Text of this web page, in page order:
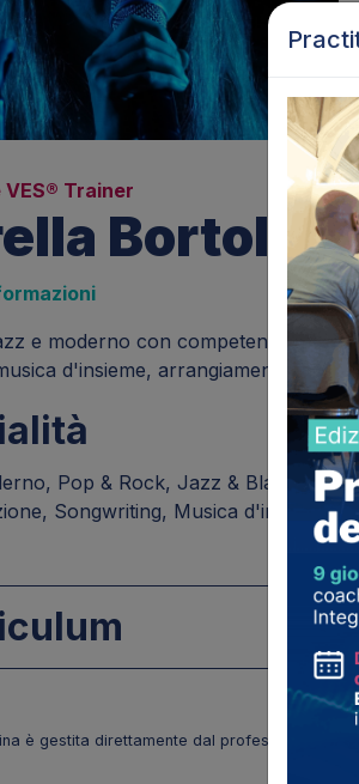
Trainer
e moderno con competenze
d'insieme, arrangiamento e
Pop & Rock, Jazz & Black
Songwriting, Musica d'insieme
è gestita direttamente dal professionista